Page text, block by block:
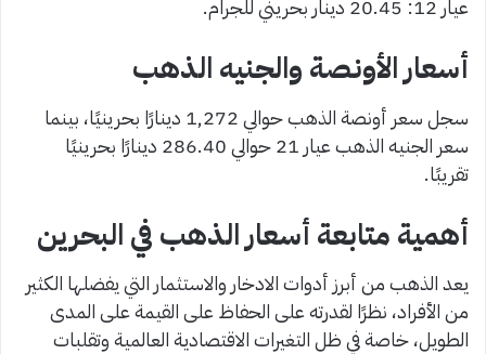
عيار 12: 20.45 دينار بحريني للجرام.
أسعار الأونصة والجنيه الذهب
سجل سعر أونصة الذهب حوالي 1,272 دينارًا بحرينيًا، بينما
سعر الجنيه الذهب عيار 21 حوالي 286.40 دينارًا بحرينيًا
تقريبًا.
أهمية متابعة أسعار الذهب في البحرين
يعد الذهب من أبرز أدوات الادخار والاستثمار التي يفضلها الكثير
من الأفراد، نظرًا لقدرته على الحفاظ على القيمة على المدى
الطويل، خاصة في ظل التغيرات الاقتصادية العالمية وتقلبات